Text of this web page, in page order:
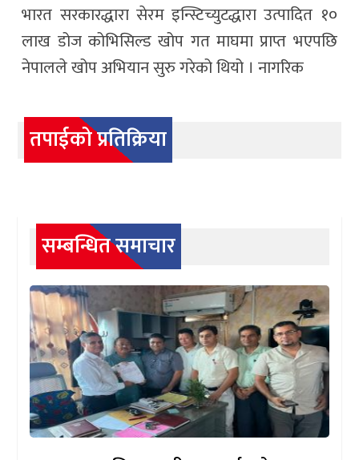
भारत सरकारद्धारा सेरम इन्स्टिच्युटद्धारा उत्पादित १०
लाख डोज कोभिसिल्ड खोप गत माघमा प्राप्त भएपछि
नेपालले खोप अभियान सुरु गरेको थियो । नागरिक
तपाईको प्रतिक्रिया
सम्बन्धित समाचार